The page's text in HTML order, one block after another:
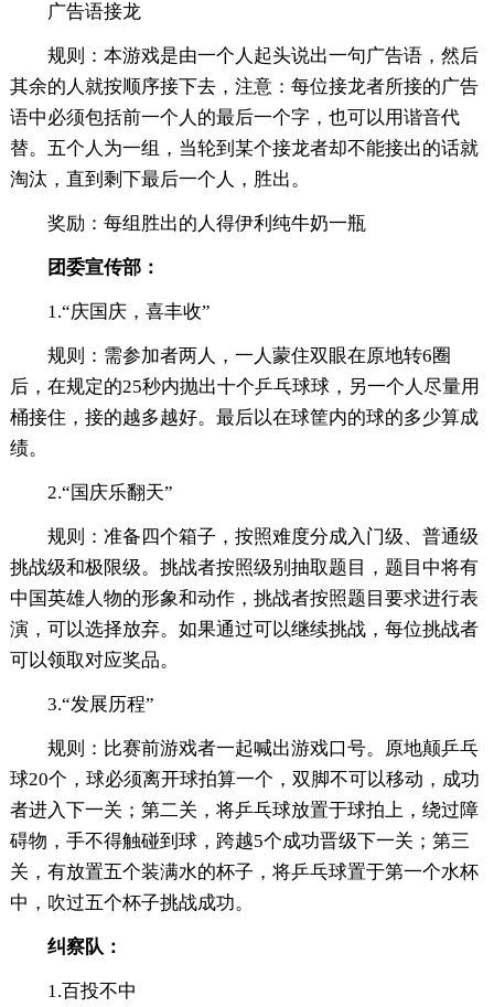
广告语接龙
规则：本游戏是由一个人起头说出一句广告语，然后
其余的人就按顺序接下去，注意：每位接龙者所接的广告
语中必须包括前一个人的最后一个字，也可以用谐音代
替。五个人为一组，当轮到某个接龙者却不能接出的话就
淘汰，直到剩下最后一个人，胜出。
奖励：每组胜出的人得伊利纯牛奶一瓶
团委宣传部：
1.“庆国庆，喜丰收”
规则：需参加者两人，一人蒙住双眼在原地转6圈
后，在规定的25秒内抛出十个乒乓球球，另一个人尽量用
桶接住，接的越多越好。最后以在球筐内的球的多少算成
绩。
2.“国庆乐翻天”
规则：准备四个箱子，按照难度分成入门级、普通级
挑战级和极限级。挑战者按照级别抽取题目，题目中将有
中国英雄人物的形象和动作，挑战者按照题目要求进行表
演，可以选择放弃。如果通过可以继续挑战，每位挑战者
可以领取对应奖品。
3.“发展历程”
规则：比赛前游戏者一起喊出游戏口号。原地颠乒乓
球20个，球必须离开球拍算一个，双脚不可以移动，成功
者进入下一关；第二关，将乒乓球放置于球拍上，绕过障
碍物，手不得触碰到球，跨越5个成功晋级下一关；第三
关，有放置五个装满水的杯子，将乒乓球置于第一个水杯
中，吹过五个杯子挑战成功。
纠察队：
1.百投不中